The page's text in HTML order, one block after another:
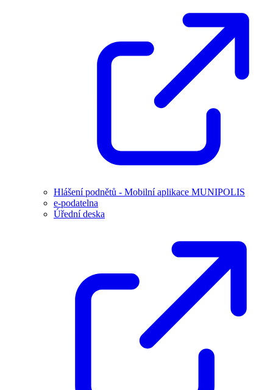
Hlášení podnětů - Mobilní aplikace MUNIPOLIS
e-podatelna
Úřední deska